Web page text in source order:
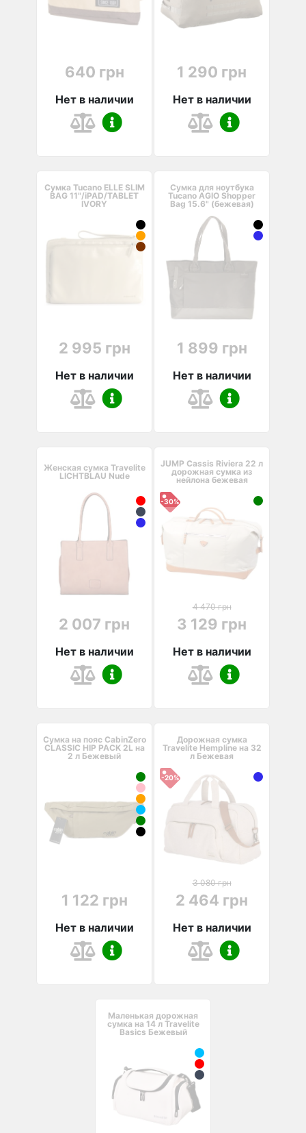
640 грн
Нет в наличии
1 290 грн
Нет в наличии
Сумка Tucano ELLE SLIM
BAG 11"/iPAD/TABLET
IVORY
2 995 грн
Нет в наличии
Сумка для ноутбука
Tucano AGIO Shopper
Bag 15.6" (бежевая)
1 899 грн
Нет в наличии
Женская сумка Travelite
LICHTBLAU Nude
2 007 грн
Нет в наличии
JUMP Cassis Riviera 22 л
дорожная сумка из
нейлона бежевая
-30%
4 470 грн
3 129 грн
Нет в наличии
Сумка на пояс CabinZero
CLASSIC HIP PACK 2L на
2 л Бежевый
1 122 грн
Нет в наличии
Дорожная сумка
Travelite Hempline на 32
л Бежевая
-20%
3 080 грн
2 464 грн
Нет в наличии
Маленькая дорожная
сумка на 14 л Travelite
Basics Бежевый